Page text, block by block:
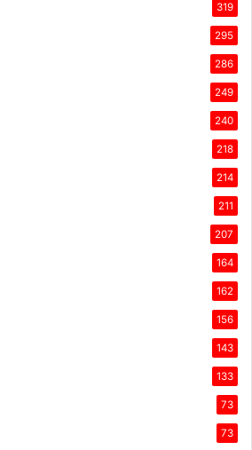
319
295
286
249
240
218
214
211
207
164
162
156
143
133
73
73